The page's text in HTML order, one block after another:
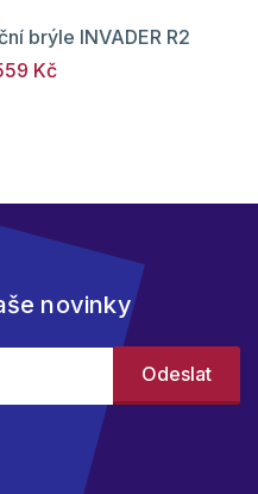
brýle INVADER R2
Kč
novinky